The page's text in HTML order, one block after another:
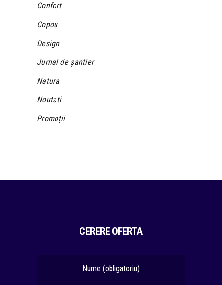
Confort
Copou
Design
Jurnal de șantier
Natura
Noutati
Promoții
CERERE OFERTA